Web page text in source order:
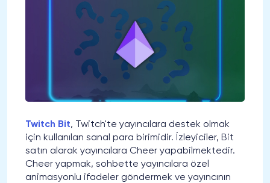
Twitch Bit, Twitch'te yayıncılara destek olmak
için kullanılan sanal para birimidir. İzleyiciler, Bit
satın alarak yayıncılara Cheer yapabilmektedir.
Cheer yapmak, sohbette yayıncılara özel
animasyonlu ifadeler göndermek ve yayıncının